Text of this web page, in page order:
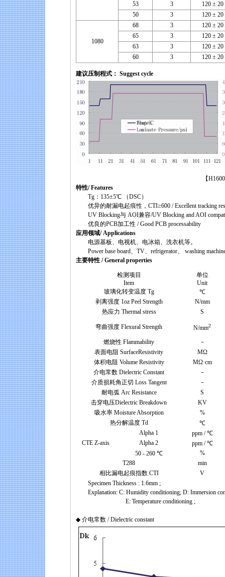
53
3
120 ± 20
50
3 120 ± 20
1080
68 3
120 ± 20
65
3
120 ± 20
63
3
120 ± 20
60
3 120 ± 20
建议压制程式： Suggest cycle
【H1600A High
特性/ Features
Tg：135±5℃ （DSC）
优异的耐漏电起痕性，CTI≥600 / Excellent tracking
UV Blocking与 AOI兼容/UV Blocking and AOI
优良的PCB加工性 / Good PCB processability
应用领域/ Applications
电源基板、电视机、电冰箱、洗衣机等。
Power base board、TV、refrigerator、 washing
主要特性 / General properties
检测项目
Item
单位
Unit
玻璃化转变温度 Tg
℃
剥离强度 1oz Peel Strength
N/mm
热应力 Thermal stress
S
弯曲强度 Flexural Strength N/mm2
燃烧性 Flammability
－
表面电阻 SurfaceResistivity
MΩ
体积电阻 Volume Resistivity
MΩ·cm
介电常数 Dielectric Constant
－
介质损耗角正切 Loss Tangent
－
耐电弧 Arc Resistance
S
击穿电压Dielectric Breakdown
KV
吸水率 Moisture Absorption
%
热分解温度 Td
℃
CTE Z-axis
Alpha 1
ppm / ℃
Alpha 2
ppm / ℃
50 - 260 ℃
%
T288
min
相比漏电起痕指数 CTI
V
Specimen Thickness : 1.6mm ;
Explanation: C: Humidity conditioning; D: Immersion
E: Temperature conditioning ;
◆ 介电常数 / Dielectric constant